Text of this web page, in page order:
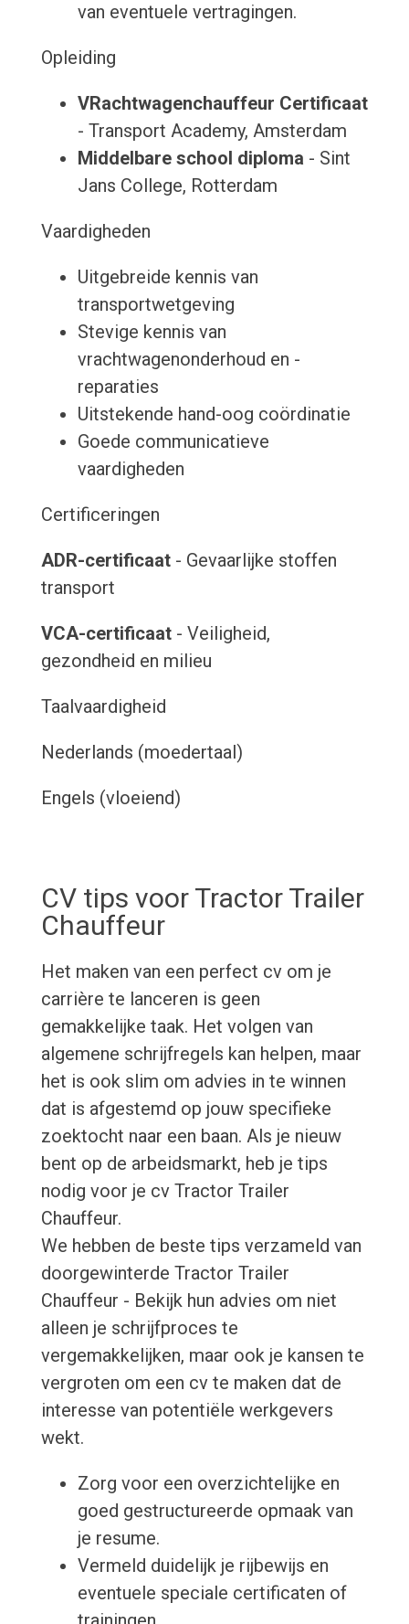
van eventuele vertragingen.
Opleiding
VRachtwagenchauffeur Certificaat
- Transport Academy, Amsterdam
Middelbare school diploma - Sint
Jans College, Rotterdam
Vaardigheden
Uitgebreide kennis van
transportwetgeving
Stevige kennis van
vrachtwagenonderhoud en -
reparaties
Uitstekende hand-oog coördinatie
Goede communicatieve
vaardigheden
Certificeringen
ADR-certificaat- Gevaarlijke stoffen
transport
VCA-certificaat- Veiligheid,
gezondheid en milieu
Taalvaardigheid
Nederlands (moedertaal)
Engels (vloeiend)
CV tips voor Tractor Trailer
Chauffeur
Het maken van een perfect cv om je
carrière te lanceren is geen
gemakkelijke taak. Het volgen van
algemene schrijfregels kan helpen, maar
het is ook slim om advies in te winnen
dat is afgestemd op jouw specifieke
zoektocht naar een baan. Als je nieuw
bent op de arbeidsmarkt, heb je tips
nodig voor je cv Tractor Trailer
Chauffeur.
We hebben de beste tips verzameld van
doorgewinterde Tractor Trailer
Chauffeur - Bekijk hun advies om niet
alleen je schrijfproces te
vergemakkelijken, maar ook je kansen te
vergroten om een cv te maken dat de
interesse van potentiële werkgevers
wekt.
Zorg voor een overzichtelijke en
goed gestructureerde opmaak van
je resume.
Vermeld duidelijk je rijbewijs en
eventuele speciale certificaten of